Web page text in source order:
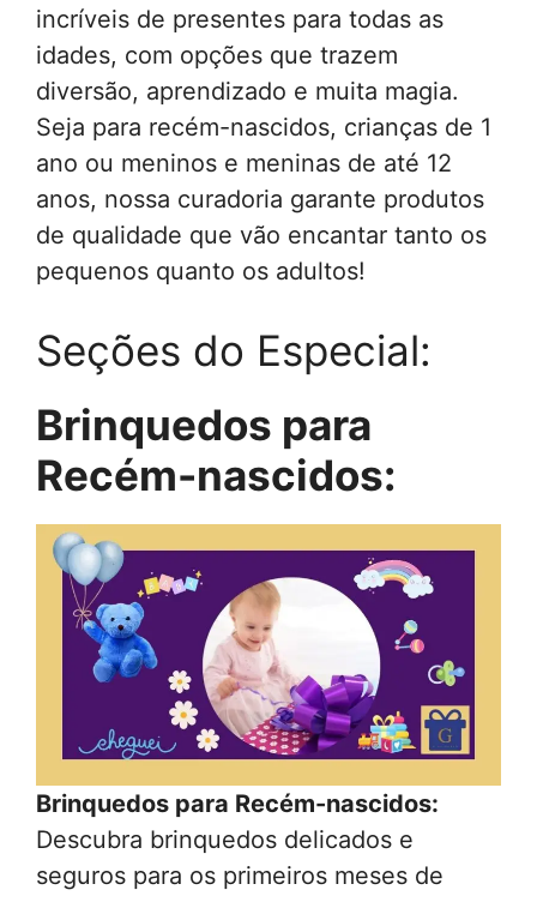
incríveis de presentes para todas as
idades, com opções que trazem
diversão, aprendizado e muita magia.
Seja para recém-nascidos, crianças de 1
ano ou meninos e meninas de até 12
anos, nossa curadoria garante produtos
de qualidade que vão encantar tanto os
pequenos quanto os adultos!
Seções do Especial:
Brinquedos para
Recém-nascidos:
Brinquedos para Recém-nascidos:
Descubra brinquedos delicados e
seguros para os primeiros meses de